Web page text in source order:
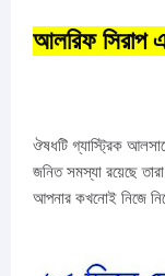
আলরিফ সিরাপ
ঔষধটি গ্যাস্ট্রিক
জনিত সমস্যা রয়েছে
আপনার কখনোই নিজে